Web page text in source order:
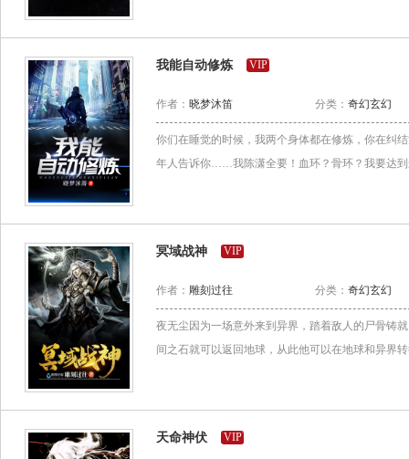
我能自动修炼 VIP
作者： 晓梦沐笛 分类： 奇幻玄幻
你们在睡觉的时候，我两个身体都在修炼，你在纠
年人告诉你……我陈潇全要！血环？骨环？我要达
冥域战神 VIP
作者： 雕刻过往 分类： 奇幻玄幻
夜无尘因为一场意外来到异界，踏着敌人的尸骨铸
间之石就可以返回地球，从此他可以在地球和异界
天命神伏 VIP